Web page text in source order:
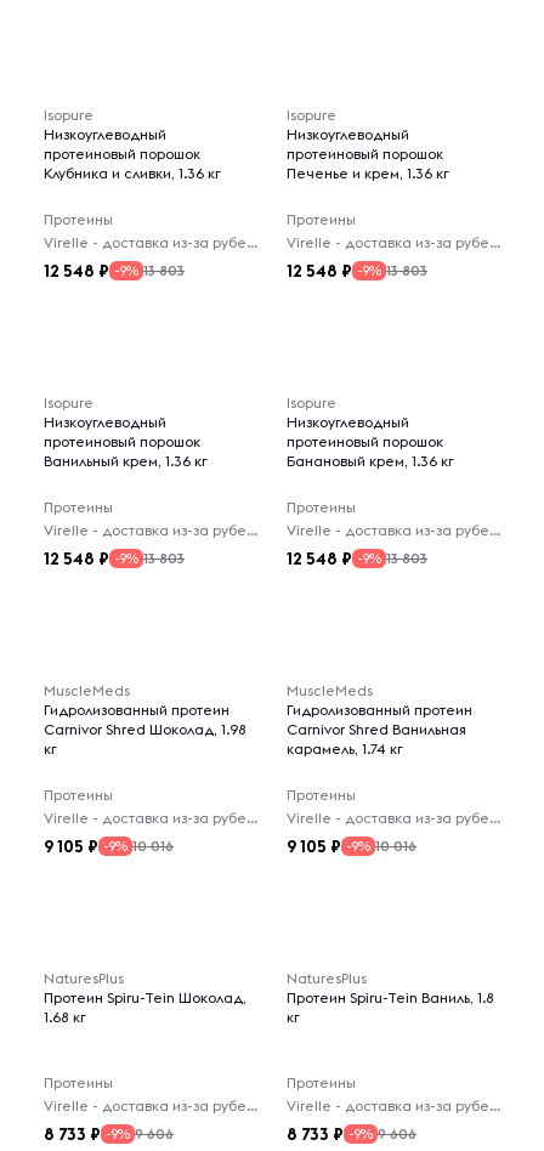
Isopure
Низкоуглеводный
протеиновый порошок
Клубника и сливки, 1.36 кг
Протеины
Virelle - доставка из-за рубежа
12 548 -9% 13 803
Isopure
Низкоуглеводный
протеиновый порошок
Печенье и крем, 1.36 кг
Протеины
Virelle - доставка из-за рубежа
12 548 -9% 13 803
Isopure
Низкоуглеводный
протеиновый порошок
Ванильный крем, 1.36 кг
Протеины
Virelle - доставка из-за рубежа
12 548 -9% 13 803
Isopure
Низкоуглеводный
протеиновый порошок
Банановый крем, 1.36 кг
Протеины
Virelle - доставка из-за рубежа
12 548 -9% 13 803
MuscleMeds
Гидролизованный протеин
Carnivor Shred Шоколад, 1.98
кг
Протеины
Virelle - доставка из-за рубежа
9 105 -9% 10 016
MuscleMeds
Гидролизованный протеин
Carnivor Shred Ванильная
карамель, 1.74 кг
Протеины
Virelle - доставка из-за рубежа
9 105 -9% 10 016
NaturesPlus
Протеин Spiru-Tein Шоколад,
1.68 кг
Протеины
Virelle - доставка из-за рубежа
8 733 -9% 9 606
NaturesPlus
Протеин Spiru-Tein Ваниль, 1.8
кг
Протеины
Virelle - доставка из-за рубежа
8 733 -9% 9 606